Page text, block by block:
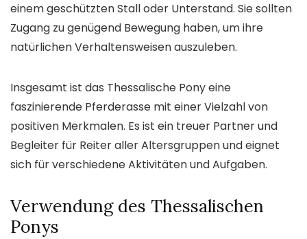
einem geschützten Stall oder Unterstand. Sie sollten
Zugang zu genügend Bewegung haben, um ihre
natürlichen Verhaltensweisen auszuleben.
Insgesamt ist das Thessalische Pony eine
faszinierende Pferderasse mit einer Vielzahl von
positiven Merkmalen. Es ist ein treuer Partner und
Begleiter für Reiter aller Altersgruppen und eignet
sich für verschiedene Aktivitäten und Aufgaben.
Verwendung des Thessalischen
Ponys